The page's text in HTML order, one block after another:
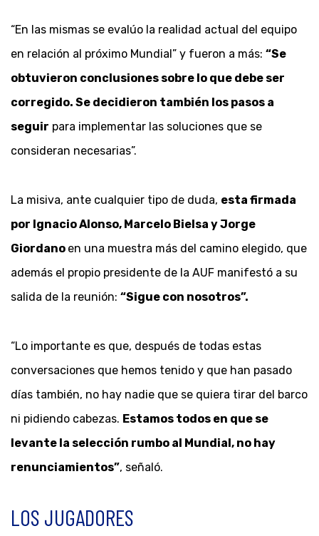
“En las mismas se evalúo la realidad actual del equipo
en relación al próximo Mundial” y fueron a más: “Se
obtuvieron conclusiones sobre lo que debe ser
corregido. Se decidieron también los pasos a
seguir para implementar las soluciones que se
consideran necesarias”.
La misiva, ante cualquier tipo de duda, esta firmada
por Ignacio Alonso, Marcelo Bielsa y Jorge
Giordano en una muestra más del camino elegido, que
además el propio presidente de la AUF manifestó a su
salida de la reunión: “Sigue con nosotros”.
“Lo importante es que, después de todas estas
conversaciones que hemos tenido y que han pasado
días también, no hay nadie que se quiera tirar del barco
ni pidiendo cabezas. Estamos todos en que se
levante la selección rumbo al Mundial, no hay
renunciamientos”, señaló.
LOS JUGADORES